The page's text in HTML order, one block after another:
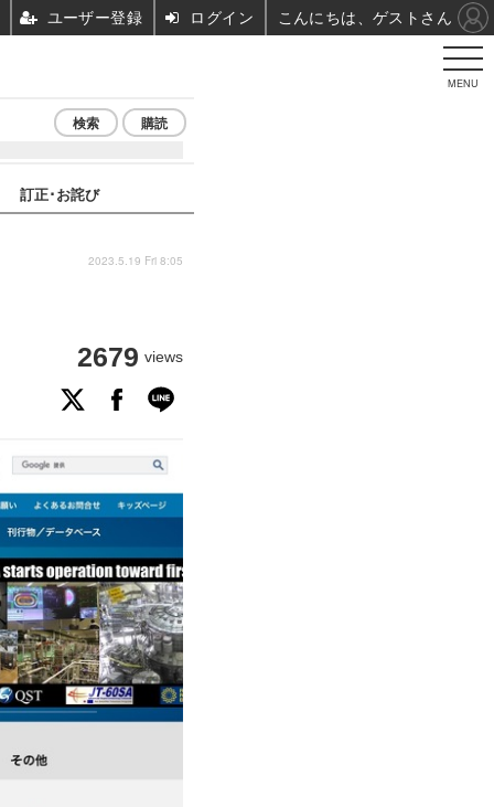
MENU
検索 購読
訂正･お詫び
2679 views
2023.5.19 Fri 8:05
ユーザー登録 ログイン こんにちは、ゲストさん